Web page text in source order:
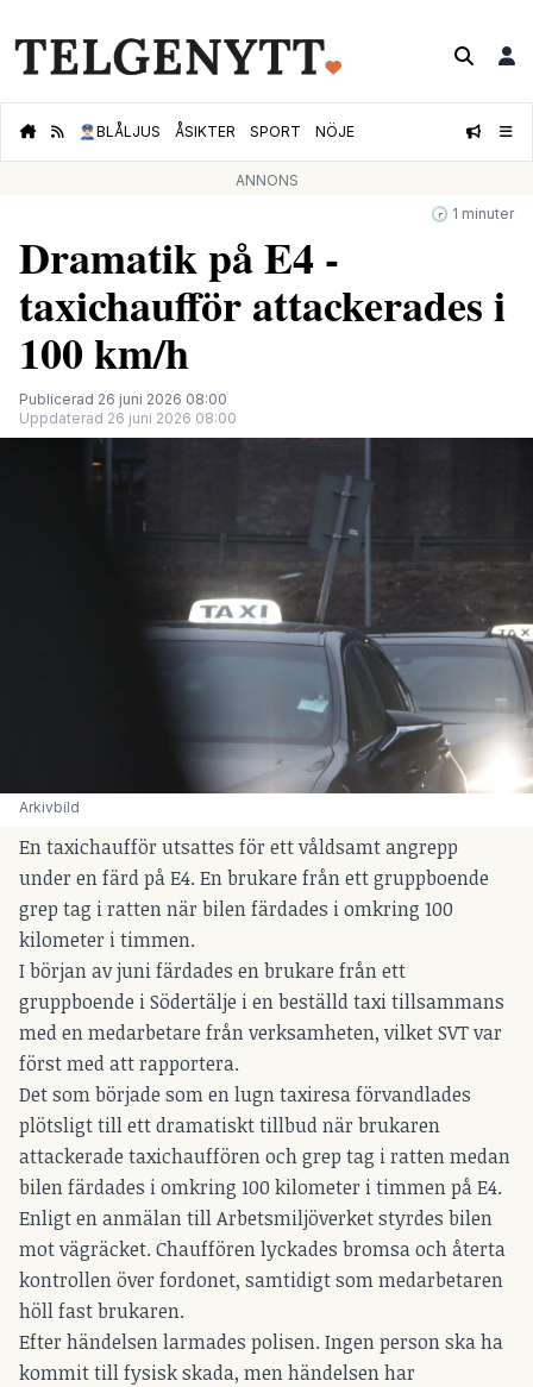
👮🏻‍♂️BLÅLJUS ÅSIKTER SPORT NÖJE
ANNONS
🕝 1 minuter
Dramatik på E4 -
taxichaufför attackerades i
100 km/h
Publicerad 26 juni 2026 08:00
Uppdaterad 26 juni 2026 08:00
Arkivbild
En taxichaufför utsattes för ett våldsamt angrepp
under en färd på E4. En brukare från ett gruppboende
grep tag i ratten när bilen färdades i omkring 100
kilometer i timmen.
I början av juni färdades en brukare från ett
gruppboende i Södertälje i en beställd taxi tillsammans
med en medarbetare från verksamheten, vilket SVT var
först med att rapportera.
Det som började som en lugn taxiresa förvandlades
plötsligt till ett dramatiskt tillbud när brukaren
attackerade taxichauffören och grep tag i ratten medan
bilen färdades i omkring 100 kilometer i timmen på E4.
Enligt en anmälan till Arbetsmiljöverket styrdes bilen
mot vägräcket. Chauffören lyckades bromsa och återta
kontrollen över fordonet, samtidigt som medarbetaren
höll fast brukaren.
Efter händelsen larmades polisen. Ingen person ska ha
kommit till fysisk skada, men händelsen har